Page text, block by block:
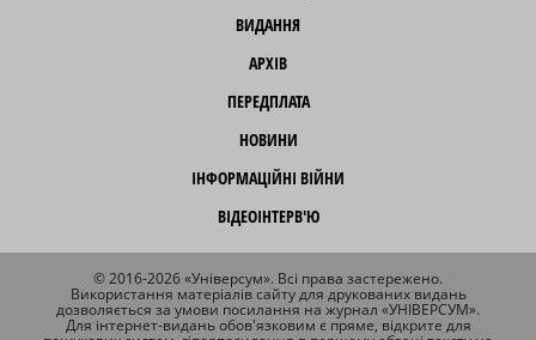
ВИДАННЯ
АРХІВ
ПЕРЕДПЛАТА
НОВИНИ
ІНФОРМАЦІЙНІ ВІЙНИ
ВІДЕОІНТЕРВ'Ю
© 2016-2026 «Універсум». Всі права застережено.
Використання матеріалів сайту для друкованих видань
дозволяється за умови посилання на журнал «УНІВЕРСУМ».
Для інтернет-видань обов'язковим є пряме, відкрите для